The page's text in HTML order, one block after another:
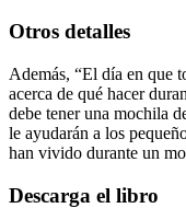
Otros detalles
Además, “El día en que
acerca de qué hacer
debe tener una mochila
le ayudarán a los
han vivido durante un
Descarga el libro